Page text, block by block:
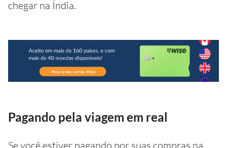
chegar na Índia.
Pagando pela viagem em real
Se você estiver pagando por suas compras na